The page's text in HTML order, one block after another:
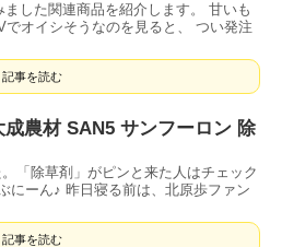
した関連商品を紹介します。 甘いも
オイシそうなのを見ると、 つい発注
記事を読む
農材 SAN5 サンフーロン 除
「除草剤」がピンと来た人はチェック
にーん♪ 昨日寝る前は、北原歩ファン
記事を読む